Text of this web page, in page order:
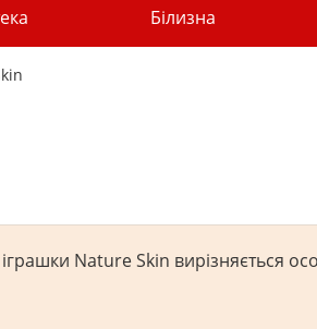
Білизна
іграшки Nature Skin вирізняється